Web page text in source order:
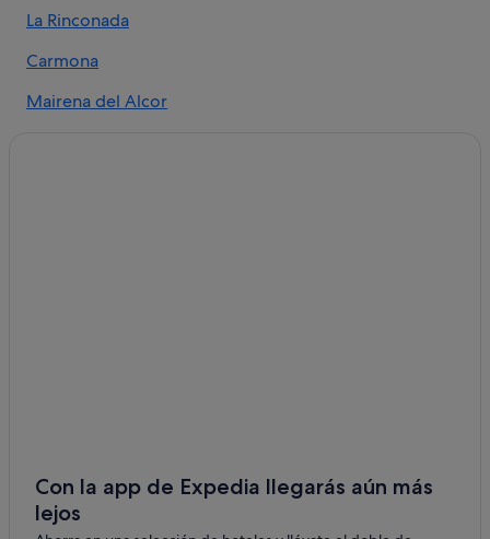
Apartamentos en Mairena del Alcor
Monte hoteles en Mairena del Alcor
La Rinconada
Carmona
Mairena del Alcor
Con la app de Expedia llegarás aún más
lejos